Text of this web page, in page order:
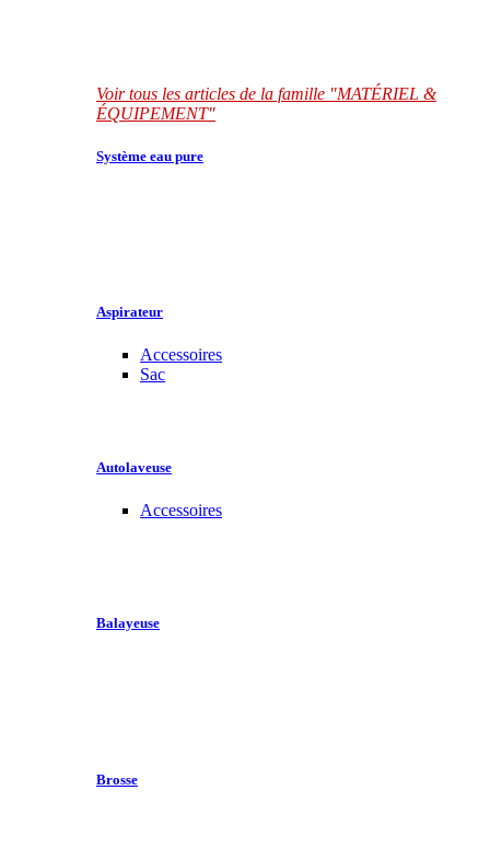
Voir tous les articles de la famille "MATÉRIEL &
ÉQUIPEMENT"
Système eau pure
Aspirateur
Accessoires
Sac
Autolaveuse
Accessoires
Balayeuse
Brosse